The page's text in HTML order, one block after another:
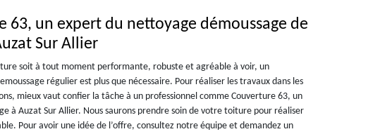
63, un expert du nettoyage démoussage de
Sur Allier
soit à tout moment performante, robuste et agréable à voir, un
régulier est plus que nécessaire. Pour réaliser les travaux dans les
mieux vaut confier la tâche à un professionnel comme Couverture 63, un
à Auzat Sur Allier. Nous saurons prendre soin de votre toiture pour réaliser
Pour avoir une idée de l’offre, consultez notre équipe et demandez un